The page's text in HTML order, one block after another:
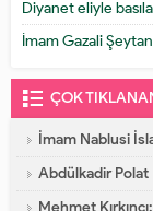
Diyanet eliyle
İmam Gazali
ÇOK
İmam Nablusi
Abdülkadir Polat